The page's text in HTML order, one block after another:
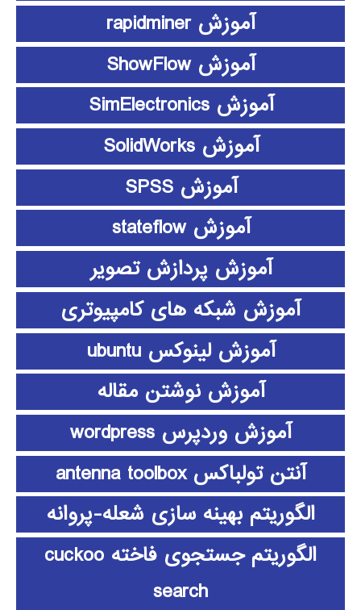
آموزش rapidminer
آموزش ShowFlow
آموزش SimElectronics
آموزش SolidWorks
آموزش SPSS
آموزش stateflow
آموزش پردازش تصویر
آموزش شبکه های کامپیوتری
آموزش لینوکس ubuntu
آموزش نوشتن مقاله
آموزش وردپرس wordpress
آنتن تولباکس antenna toolbox
الگوریتم بهینه سازی شعله-پروانه
الگوریتم جستجوی فاخته cuckoo
search